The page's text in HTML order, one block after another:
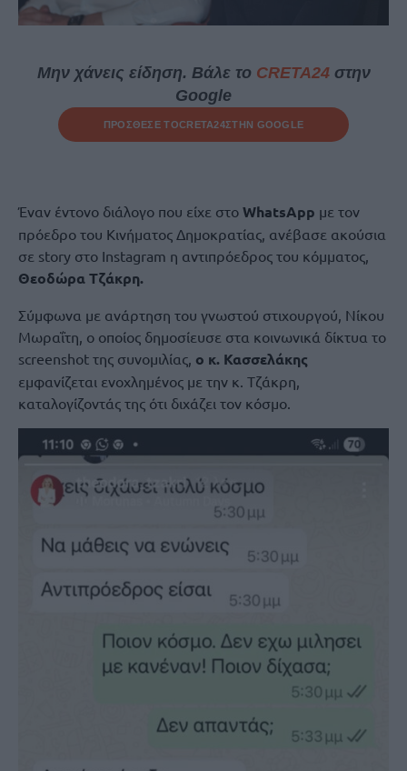
Μην χάνεις είδηση. Βάλε το CRETA24στην
Google
ΠΡΟΣΘΕΣΕ ΤΟCRETA24ΣΤΗΝ GOOGLE
Έναν έντονο διάλογο που είχε στο WhatsApp με τον
πρόεδρο του Κινήματος Δημοκρατίας, ανέβασε ακούσια
σε story στο Instagram η αντιπρόεδρος του κόμματος,
Θεοδώρα Τζάκρη.
Σύμφωνα με ανάρτηση του γνωστού στιχουργού, Νίκου
Μωραΐτη, ο οποίος δημοσίευσε στα κοινωνικά δίκτυα το
screenshot της συνομιλίας, ο κ. Κασσελάκης
εμφανίζεται ενοχλημένος με την κ. Τζάκρη,
καταλογίζοντάς της ότι διχάζει τον κόσμο.